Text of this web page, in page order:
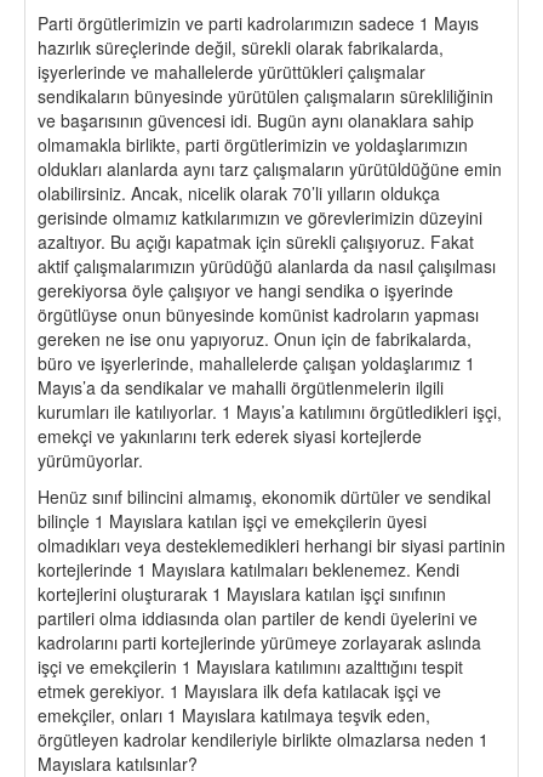
Parti örgütlerimizin ve parti kadrolarımızın sadece 1 Mayıs
hazırlık süreçlerinde değil, sürekli olarak fabrikalarda,
işyerlerinde ve mahallelerde yürüttükleri çalışmalar
sendikaların bünyesinde yürütülen çalışmaların sürekliliğinin
ve başarısının güvencesi idi. Bugün aynı olanaklara sahip
olmamakla birlikte, parti örgütlerimizin ve yoldaşlarımızın
oldukları alanlarda aynı tarz çalışmaların yürütüldüğüne emin
olabilirsiniz. Ancak, nicelik olarak 70’li yılların oldukça
gerisinde olmamız katkılarımızın ve görevlerimizin düzeyini
azaltıyor. Bu açığı kapatmak için sürekli çalışıyoruz. Fakat
aktif çalışmalarımızın yürüdüğü alanlarda da nasıl çalışılması
gerekiyorsa öyle çalışıyor ve hangi sendika o işyerinde
örgütlüyse onun bünyesinde komünist kadroların yapması
gereken ne ise onu yapıyoruz. Onun için de fabrikalarda,
büro ve işyerlerinde, mahallelerde çalışan yoldaşlarımız 1
Mayıs’a da sendikalar ve mahalli örgütlenmelerin ilgili
kurumları ile katılıyorlar. 1 Mayıs’a katılımını örgütledikleri işçi,
emekçi ve yakınlarını terk ederek siyasi kortejlerde
yürümüyorlar.
Henüz sınıf bilincini almamış, ekonomik dürtüler ve sendikal
bilinçle 1 Mayıslara katılan işçi ve emekçilerin üyesi
olmadıkları veya desteklemedikleri herhangi bir siyasi partinin
kortejlerinde 1 Mayıslara katılmaları beklenemez. Kendi
kortejlerini oluşturarak 1 Mayıslara katılan işçi sınıfının
partileri olma iddiasında olan partiler de kendi üyelerini ve
kadrolarını parti kortejlerinde yürümeye zorlayarak aslında
işçi ve emekçilerin 1 Mayıslara katılımını azalttığını tespit
etmek gerekiyor. 1 Mayıslara ilk defa katılacak işçi ve
emekçiler, onları 1 Mayıslara katılmaya teşvik eden,
örgütleyen kadrolar kendileriyle birlikte olmazlarsa neden 1
Mayıslara katılsınlar?